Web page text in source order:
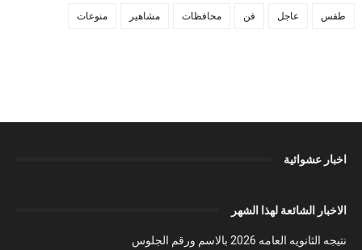
طقس عاجل فن محافظات مشاهير منوعات
اخبار عشوائية
الاخبار الشائعة لهذا الشهر
نتيجه الثانويه العامه 2026 بالاسم ورقم الجلوس